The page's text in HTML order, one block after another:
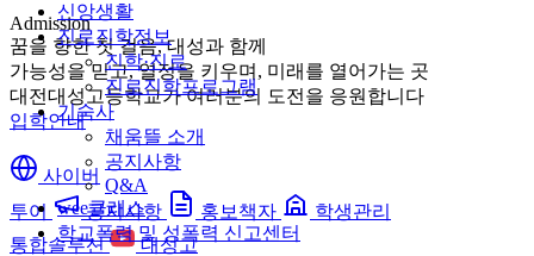
신앙생활
진로진학정보
진학·진로
진로진학프로그램
기숙사
채움뜰 소개
공지사항
Q&A
wee클래스
학교폭력 및 성폭력 신고센터
Admission
꿈을 향한 첫 걸음, 대성과 함께
가능성을 믿고, 열정을 키우며, 미래를 열어가는 곳
대전대성고등학교가 여러분의 도전을 응원합니다
입학안내
사이버
투어
공지사항 홍보책자
학생관리
통합솔루션
대성고